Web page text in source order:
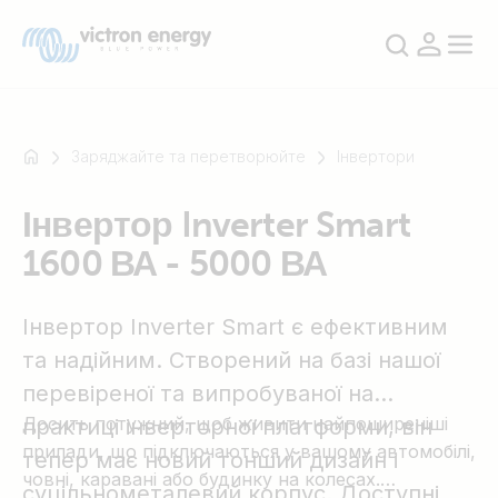
Наприклад
SmartSolar
SmartShunt
Заряджайте та перетворюйте Інвертори
Інвертор Inverter Smart
1600 ВА - 5000 ВА
Інвертор Inverter Smart є ефективним
та надійним. Створений на базі нашої
перевіреної та випробуваної на
практиці інверторної платформи, він
тепер має новий тонший дизайн і
Досить потужний, щоб живити найпоширеніші
прилади, що підключаються у вашому автомобілі,
човні, каравані або будинку на колесах.